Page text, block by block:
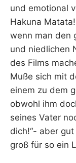
und emotional
Hakuna
wenn man den
und niedlichen
des Films
Muße sich mit
einem zu dem
obwohl ihm
seines Vater
dich!“- aber
groß für so ein